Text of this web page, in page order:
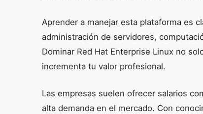
Aprender a manejar esta plataforma es
administración de servidores,
Dominar Red Hat Enterprise Linux no
incrementa tu valor profesional.
Las empresas suelen ofrecer salarios
alta demanda en el mercado. Con